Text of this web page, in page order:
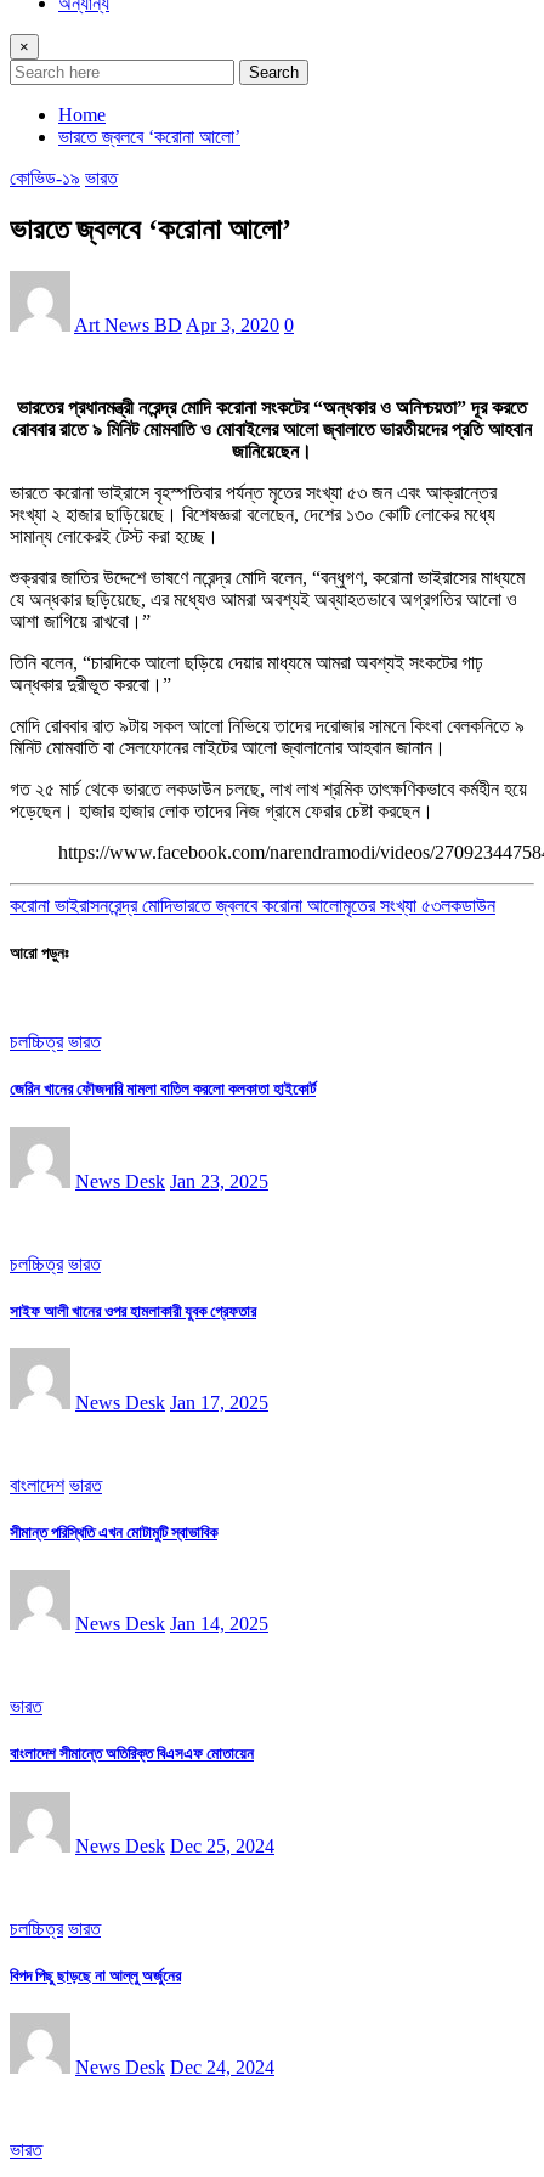
×
Search
Home
ভারতে জ্বলবে ‘করোনা আলো’
কোভিড-১৯ ভারত
ভারতে জ্বলবে ‘করোনা আলো’
Art News BD Apr 3, 2020 0
ভারতের প্রধানমন্ত্রী নরেন্দ্র মোদি করোনা সংকটের “অন্ধকার ও অনিশ্চয়তা” দূর করতে
রোববার রাতে ৯ মিনিট মোমবাতি ও মোবাইলের আলো জ্বালাতে ভারতীয়দের প্রতি আহবান
জানিয়েছেন।
ভারতে করোনা ভাইরাসে বৃহস্পতিবার পর্যন্ত মৃতের সংখ্যা ৫৩ জন এবং আক্রান্তের
সংখ্যা ২ হাজার ছাড়িয়েছে। বিশেষজ্ঞরা বলেছেন, দেশের ১৩০ কোটি লোকের মধ্যে
সামান্য লোকেরই টেস্ট করা হচ্ছে।
শুক্রবার জাতির উদ্দেশে ভাষণে নরেন্দ্র মোদি বলেন, “বন্ধুগণ, করোনা ভাইরাসের মাধ্যমে
যে অন্ধকার ছড়িয়েছে, এর মধ্যেও আমরা অবশ্যই অব্যাহতভাবে অগ্রগতির আলো ও
আশা জাগিয়ে রাখবো।”
তিনি বলেন, “চারদিকে আলো ছড়িয়ে দেয়ার মাধ্যমে আমরা অবশ্যই সংকটের গাঢ়
অন্ধকার দুরীভূত করবো।”
মোদি রোববার রাত ৯টায় সকল আলো নিভিয়ে তাদের দরোজার সামনে কিংবা বেলকনিতে ৯
মিনিট মোমবাতি বা সেলফোনের লাইটের আলো জ্বালানোর আহবান জানান।
গত ২৫ মার্চ থেকে ভারতে লকডাউন চলছে, লাখ লাখ শ্রমিক তাৎক্ষণিকভাবে কর্মহীন হয়ে
পড়েছেন। হাজার হাজার লোক তাদের নিজ গ্রামে ফেরার চেষ্টা করছেন।
https://www.facebook.com/narendramodi/videos/
করোনা ভাইরাসনরেন্দ্র মোদিভারতে জ্বলবে করোনা আলোমৃতের সংখ্যা ৫৩লকডাউন
আরো পড়ুনঃ
চলচ্চিত্র ভারত
জেরিন খানের ফৌজদারি মামলা বাতিল করলো কলকাতা হাইকোর্ট
News Desk Jan 23, 2025
চলচ্চিত্র ভারত
সাইফ আলী খানের ওপর হামলাকারী যুবক গ্রেফতার
News Desk Jan 17, 2025
বাংলাদেশ ভারত
সীমান্ত পরিস্থিতি এখন মোটামুটি স্বাভাবিক
News Desk Jan 14, 2025
ভারত
বাংলাদেশ সীমান্তে অতিরিক্ত বিএসএফ মোতায়েন
News Desk Dec 25, 2024
চলচ্চিত্র ভারত
বিপদ পিছু ছাড়ছে না আল্লু অর্জুনের
News Desk Dec 24, 2024
ভারত